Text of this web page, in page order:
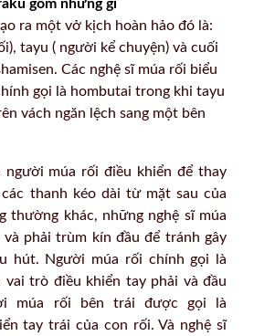
gồm những gì
ra một vở kịch hoàn hảo đó là:
tayu ( người kể chuyện) và cuối
Các nghệ sĩ múa rối biểu
gọi là hombutai trong khi tayu
vách ngăn lệch sang một bên
múa rối điều khiển để thay
thanh kéo dài từ mặt sau của
thường khác, những nghệ sĩ múa
phải trùm kín đầu để tránh gây
hút. Người múa rối chính gọi là
vai trò điều khiển tay phải và đầu
múa rối bên trái được gọi là
tay trái của con rối. Và nghệ sĩ